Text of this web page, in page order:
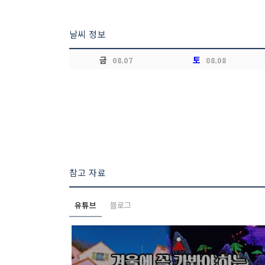
날씨 정보
금 08.07 토 08.08
참고 자료
유튜브 블로그